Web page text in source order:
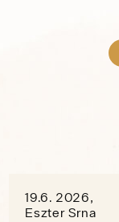
19.6. 2026,
Eszter Srna